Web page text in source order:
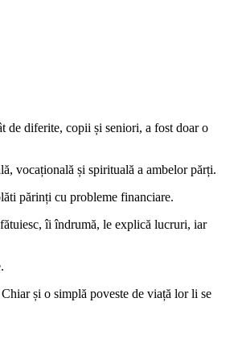
de diferite, copii și seniori, a fost doar o
vocațională și spirituală a ambelor părți.
părinți cu probleme financiare.
îi îndrumă, le explică lucruri, iar
și o simplă poveste de viață lor li se